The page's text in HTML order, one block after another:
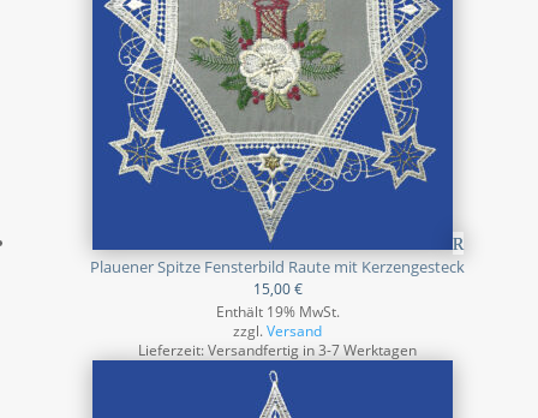
Plauener Spitze Fensterbild Raute mit Kerzengesteck
15,00€
Enthält 19% MwSt.
zzgl.Versand
Lieferzeit: Versandfertig in 3-7 Werktagen